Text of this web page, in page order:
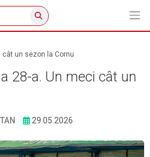
cât un sezon la Cornu
28-a. Un meci cât un
29.05.2026